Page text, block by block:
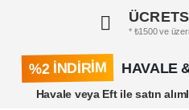
* ₺1500 ve
%2 İNDİRİM HAVALE
Havale veya Eft ile satın